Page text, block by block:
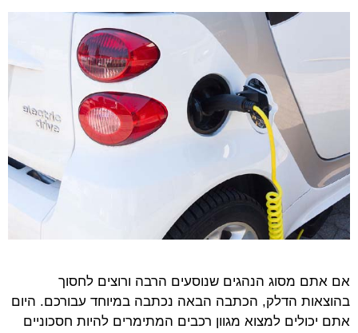
אם אתם מסוג הנהגים שנוסעים הרבה ורוצים לחסוך
בהוצאות הדלק, הכתבה הבאה נכתבה במיוחד עבורכם. היום
אתם יכולים למצוא מגוון רכבים המתימרים להיות חסכוניים